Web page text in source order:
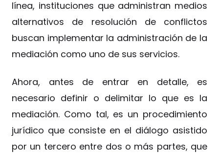
línea, instituciones que administran medios
alternativos de resolución de conflictos
buscan implementar la administración de la
mediación como uno de sus servicios.
Ahora, antes de entrar en detalle, es
necesario definir o delimitar lo que es la
mediación. Como tal, es un procedimiento
jurídico que consiste en el diálogo asistido
por un tercero entre dos o más partes, que